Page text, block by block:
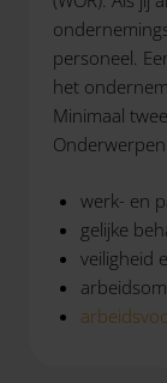
personeel.
het
Minimaal
werk- en
gelijke
veiligheid